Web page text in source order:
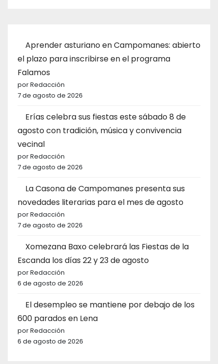
Aprender asturiano en Campomanes: abierto
el plazo para inscribirse en el programa
Falamos
por Redacción
7 de agosto de 2026
Erías celebra sus fiestas este sábado 8 de
agosto con tradición, música y convivencia
vecinal
por Redacción
7 de agosto de 2026
La Casona de Campomanes presenta sus
novedades literarias para el mes de agosto
por Redacción
7 de agosto de 2026
Xomezana Baxo celebrará las Fiestas de la
Escanda los días 22 y 23 de agosto
por Redacción
6 de agosto de 2026
El desempleo se mantiene por debajo de los
600 parados en Lena
por Redacción
6 de agosto de 2026